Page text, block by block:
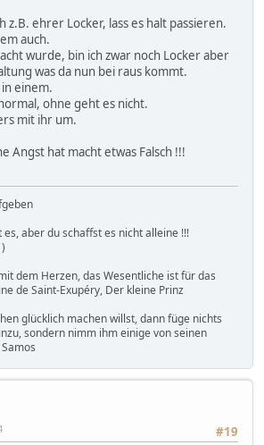
z.B. ehrer Locker, lass es halt passieren.
auch.
wurde, bin ich zwar noch Locker aber
was da nun bei raus kommt.
einem.
ohne geht es nicht.
mit ihr um.
Angst hat macht etwas Falsch !!!
aber du schaffst es nicht alleine !!!
dem Herzen, das Wesentliche ist für das
de Saint-Exupéry, Der kleine Prinz
glücklich machen willst, dann füge nichts
sondern nimm ihm einige von seinen
#19